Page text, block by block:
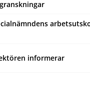
informerar